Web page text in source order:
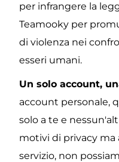
per infrangere la
Teamooky per
di violenza nei
esseri umani.
Un solo account,
account personale,
solo a te e
motivi di privacy ma
servizio, non